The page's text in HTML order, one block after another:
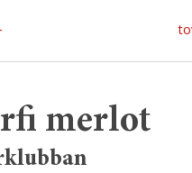
merlot